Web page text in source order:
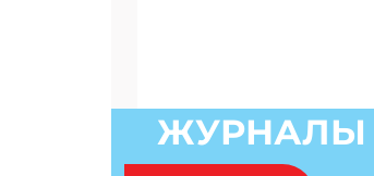
ЖУРНАЛЫ